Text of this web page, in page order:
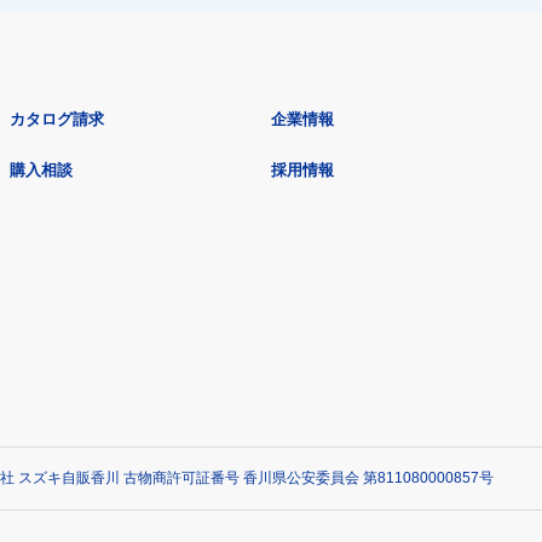
カタログ請求
購入相談
企業情報
採用情報
スズキ自販香川 古物商許可証番号 香川県公安委員会 第811080000857号